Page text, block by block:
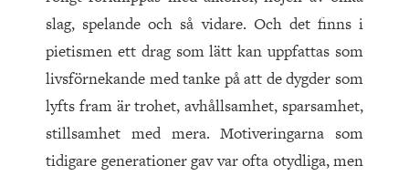
slag, spelande och så vidare. Och det finns i
pietismen ett drag som lätt kan uppfattas som
livsförnekande med tanke på att de dygder som
lyfts fram är trohet, avhållsamhet, sparsamhet,
stillsamhet med mera. Motiveringarna som
tidigare generationer gav var ofta otydliga, men